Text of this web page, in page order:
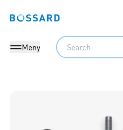
Bossard homepage
Meny
Search